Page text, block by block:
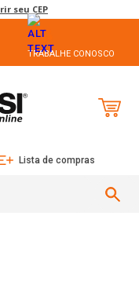
seu CEP
TRABALHE CONOSCO
Lista de compras